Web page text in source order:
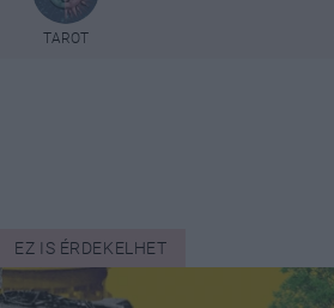
TAROT
EZ IS ÉRDEKELHET